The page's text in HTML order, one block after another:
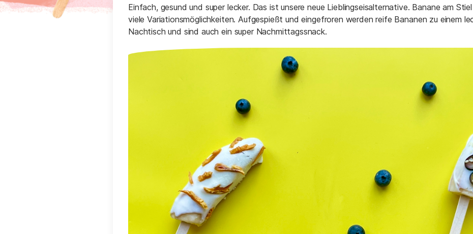
Einfach, gesund und super lecker. Das ist unsere neue Lieblingseisalternative. Banane am
viele Variationsmöglichkeiten. Aufgespießt und eingefroren werden reife Bananen zu einem
Nachtisch und sind auch ein super Nachmittagssnack.